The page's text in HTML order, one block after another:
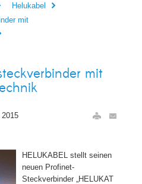
Helukabel
mit
mit
HELUKABEL stellt seinen
neuen Profinet-
Steckverbinder „HELUKAT